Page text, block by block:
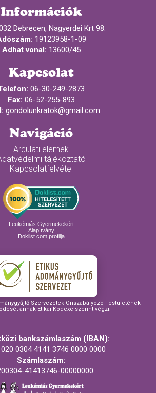
Információk
Debrecen, Nagyerdei Krt 98.
19123958-1-09
Adhat vonal: 13600/45
Kapcsolat
06-30-249-2873
Fax: 06-52-255-893
gondolunkratok@gmail.com
Navigáció
Arculati elemek
tájékoztató
Kapcsolatfelvétel
Leukémiás Gyermekekért
Alapítvány
Doklist.com profilja
Szervezetek Önszabályozó Testületének
annak Etikai Kódexe szerint végzi.
bankszámlaszám (IBAN):
0304 4141 3746 0000 0000
Számlaszám:
41413746-00000000